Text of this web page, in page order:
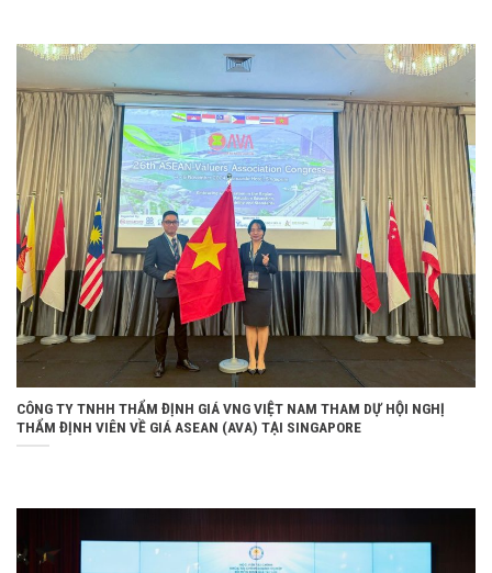
CÔNG TY TNHH THẨM ĐỊNH GIÁ VNG VIỆT NAM THAM DỰ HỘI NGHỊ
THẨM ĐỊNH VIÊN VỀ GIÁ ASEAN (AVA) TẠI SINGAPORE